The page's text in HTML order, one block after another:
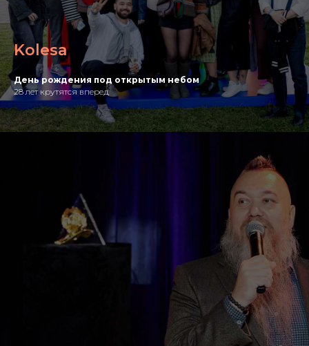
Kolesa
День рождения под открытым небом
28 лет крутятся вперед